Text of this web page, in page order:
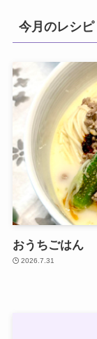
今月のレシピ
おうちごはん
2026.7.31